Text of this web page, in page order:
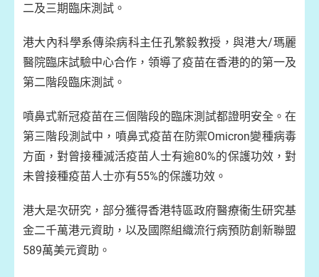
二及三期臨床測試。
港大內科學系傳染病科主任孔繁毅教授，與港大/瑪麗
醫院臨床試驗中心合作，領導了疫苗在香港的的第一及
第二階段臨床測試。
噴鼻式新冠疫苗在三個階段的臨床測試都證明安全。在
第三階段測試中，噴鼻式疫苗在防禦Omicron變種病毒
方面，對曾接種滅活疫苗人士有逾80%的保護功效，對
未曾接種疫苗人士亦有55%的保護功效。
港大是次研究，部分獲得香港特區政府醫療衞生研究基
金二千萬港元資助，以及國際組織流行病預防創新聯盟
589萬美元資助。